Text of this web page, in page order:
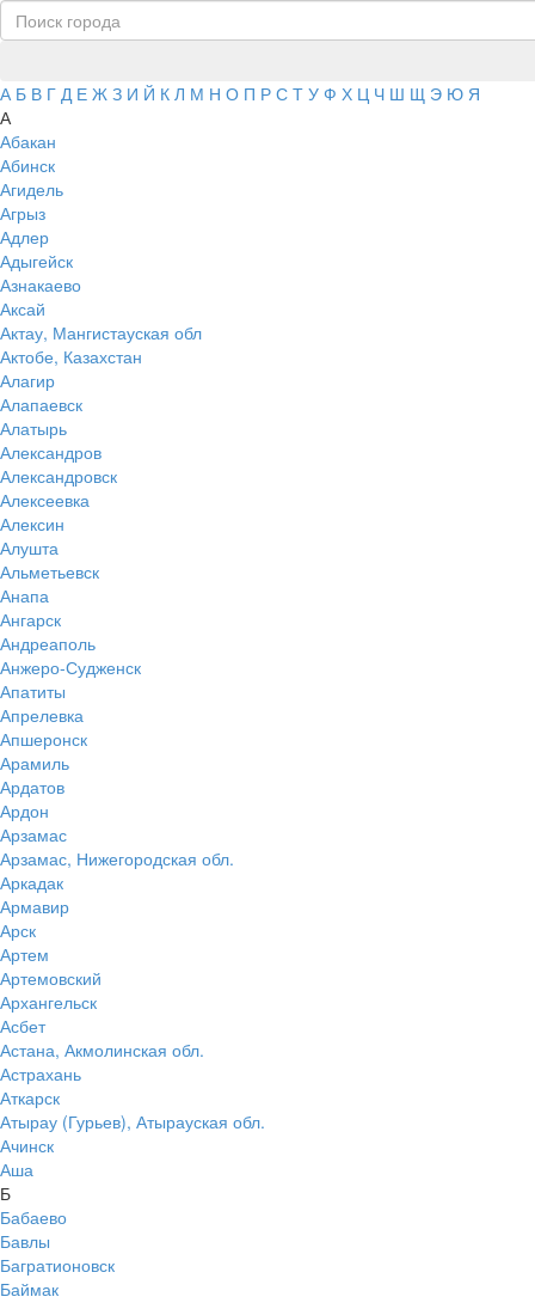
А Б В Г Д Е Ж З И Й К Л М Н О П Р С Т У Ф Х Ц Ч Ш Щ Э Ю Я
А
Абакан
Абинск
Агидель
Агрыз
Адлер
Адыгейск
Азнакаево
Аксай
Актау, Мангистауская обл
Актобе, Казахстан
Алагир
Алапаевск
Алатырь
Александров
Александровск
Алексеевка
Алексин
Алушта
Альметьевск
Анапа
Ангарск
Андреаполь
Анжеро-Судженск
Апатиты
Апрелевка
Апшеронск
Арамиль
Ардатов
Ардон
Арзамас
Арзамас, Нижегородская обл.
Аркадак
Армавир
Арск
Артем
Артемовский
Архангельск
Асбет
Астана, Акмолинская обл.
Астрахань
Аткарск
Атырау (Гурьев), Атырауская обл.
Ачинск
Аша
Б
Бабаево
Бавлы
Багратионовск
Баймак